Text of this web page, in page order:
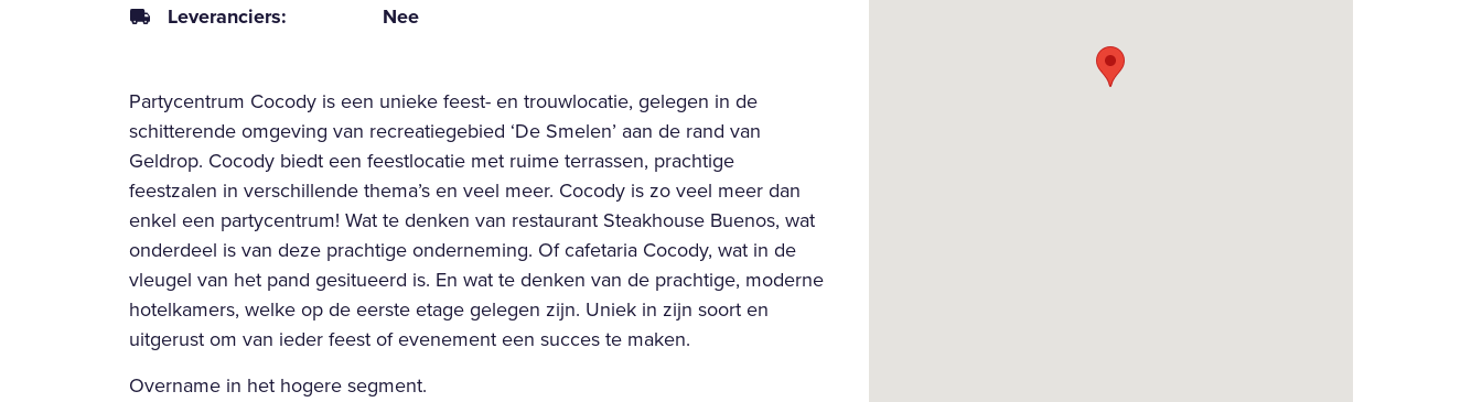
Leveranciers:
Nee
Partycentrum Cocody is een unieke feest- en trouwlocatie, gelegen in de
schitterende omgeving van recreatiegebied ‘De Smelen’ aan de rand van
Geldrop. Cocody biedt een feestlocatie met ruime terrassen, prachtige
feestzalen in verschillende thema’s en veel meer. Cocody is zo veel meer dan
enkel een partycentrum! Wat te denken van restaurant Steakhouse Buenos, wat
onderdeel is van deze prachtige onderneming. Of cafetaria Cocody, wat in de
vleugel van het pand gesitueerd is. En wat te denken van de prachtige, moderne
hotelkamers, welke op de eerste etage gelegen zijn. Uniek in zijn soort en
uitgerust om van ieder feest of evenement een succes te maken.
Overname in het hogere segment.